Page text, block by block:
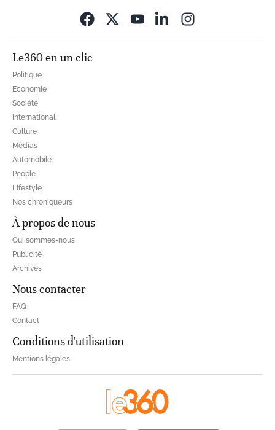
Le360 en un clic
Politique
Economie
Société
International
Culture
Médias
Automobile
People
Lifestyle
Nos chroniqueurs
À propos de nous
Qui sommes-nous
Publicité
Archives
Nous contacter
FAQ
Contact
Conditions d'utilisation
Mentions légales